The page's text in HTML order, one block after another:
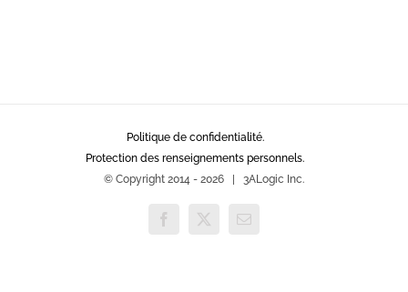
Politique de confidentialité.
Protection des renseignements personnels.
© Copyright 2014 - 2026 | 3ALogic Inc.
Facebook
X Email